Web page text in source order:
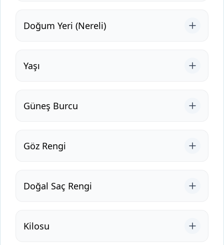
Doğum Yeri (Nereli)
Yaşı
Güneş Burcu
Göz Rengi
Doğal Saç Rengi
Kilosu